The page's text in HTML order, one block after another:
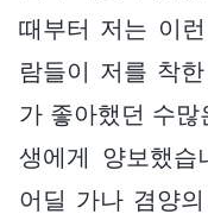
때부터 저는 이
람들이 저를 착
가 좋아했던 수
생에게 양보했
어딜 가나 겸양